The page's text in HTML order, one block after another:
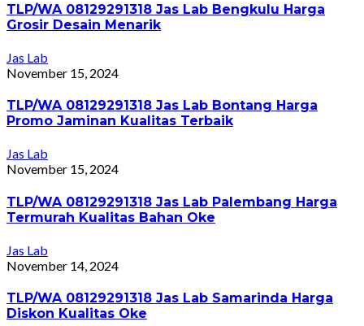
TLP/WA 08129291318 Jas Lab Bengkulu Harga
Grosir Desain Menarik
Jas Lab
November 15, 2024
TLP/WA 08129291318 Jas Lab Bontang Harga
Promo Jaminan Kualitas Terbaik
Jas Lab
November 15, 2024
TLP/WA 08129291318 Jas Lab Palembang Harga
Termurah Kualitas Bahan Oke
Jas Lab
November 14, 2024
TLP/WA 08129291318 Jas Lab Samarinda Harga
Diskon Kualitas Oke